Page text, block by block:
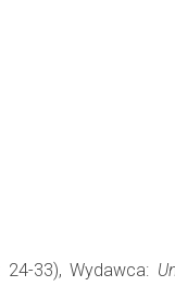
33), Wydawca: